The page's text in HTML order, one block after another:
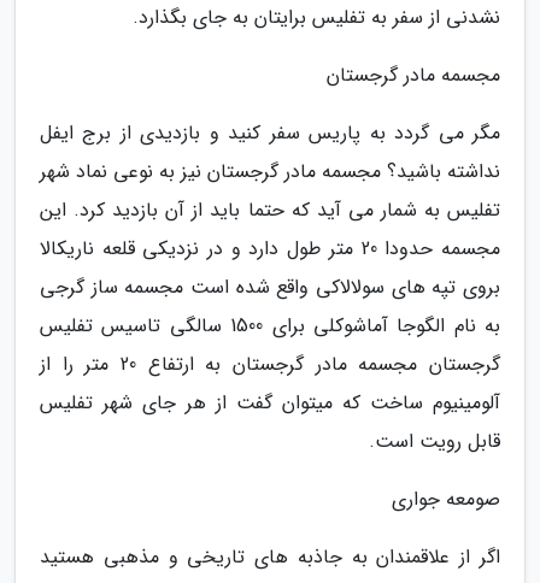
نشدنی از سفر به تفلیس برایتان به جای بگذارد.
مجسمه مادر گرجستان
مگر می گردد به پاریس سفر کنید و بازدیدی از برج ایفل
نداشته باشید؟ مجسمه مادر گرجستان نیز به نوعی نماد شهر
تفلیس به شمار می آید که حتما باید از آن بازدید کرد. این
مجسمه حدودا 20 متر طول دارد و در نزدیکی قلعه ناریکالا
بروی تپه های سولالاکی واقع شده است مجسمه ساز گرجی
به نام الگوجا آماشوکلی برای 1500 سالگی تاسیس تفلیس
گرجستان مجسمه مادر گرجستان به ارتفاع 20 متر را از
آلومینیوم ساخت که میتوان گفت از هر جای شهر تفلیس
قابل رویت است.
صومعه جواری
اگر از علاقمندان به جاذبه های تاریخی و مذهبی هستید